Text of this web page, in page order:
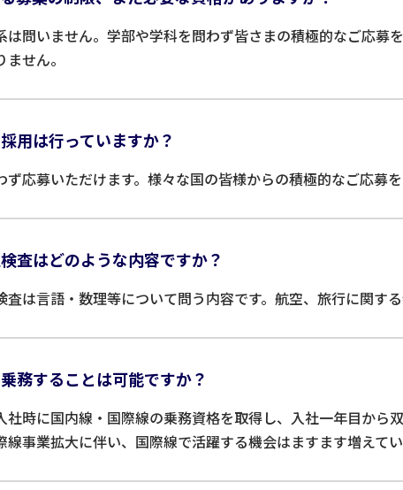
は問いません。学部や学科を問わず皆さまの積極的なご応募
せん。
用は行っていますか？
ず応募いただけます。様々な国の皆様からの積極的なご応募を
査はどのような内容ですか？
査は言語・数理等について問う内容です。航空、旅行に関す
務することは可能ですか？
社時に国内線・国際線の乗務資格を取得し、入社一年目から双
線事業拡大に伴い、国際線で活躍する機会はますます増えてい